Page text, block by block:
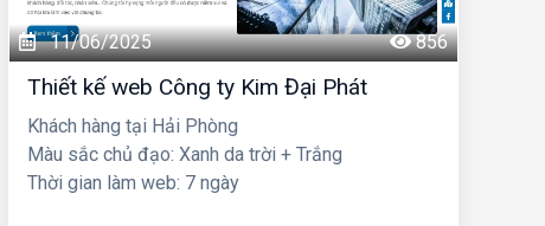
11/06/2025 856
Thiết kế web Công ty Kim Đại Phát
Khách hàng tại Hải Phòng
Màu sắc chủ đạo: Xanh da trời + Trắng
Thời gian làm web: 7 ngày